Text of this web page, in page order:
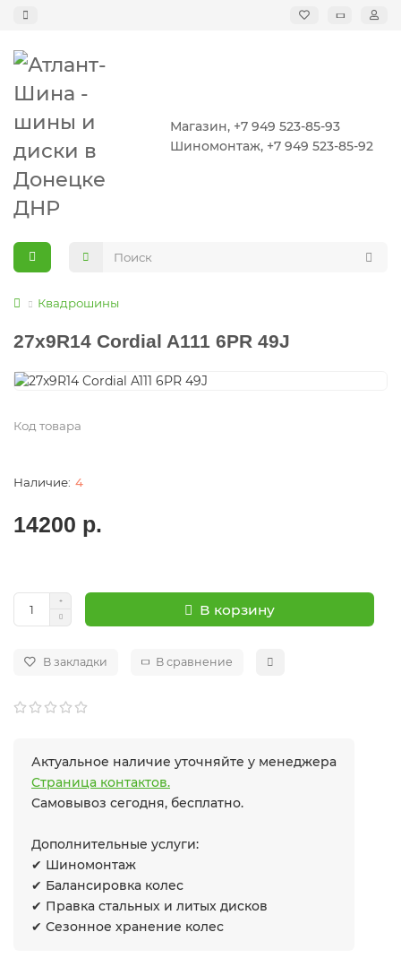
Магазин, +7 949 523-85-93
Шиномонтаж, +7 949 523-85-92
Квадрошины
27x9R14 Cordial A111 6PR 49J
Код товара
4
14200 р.
В корзину
В закладки В сравнение
Актуальное наличие уточняйте у менеджера
Страница контактов.
Самовывоз сегодня, бесплатно.
Дополнительные услуги:
✔ Шиномонтаж
✔ Балансировка колес
✔ Правка стальных и литых дисков
✔ Сезонное хранение колес